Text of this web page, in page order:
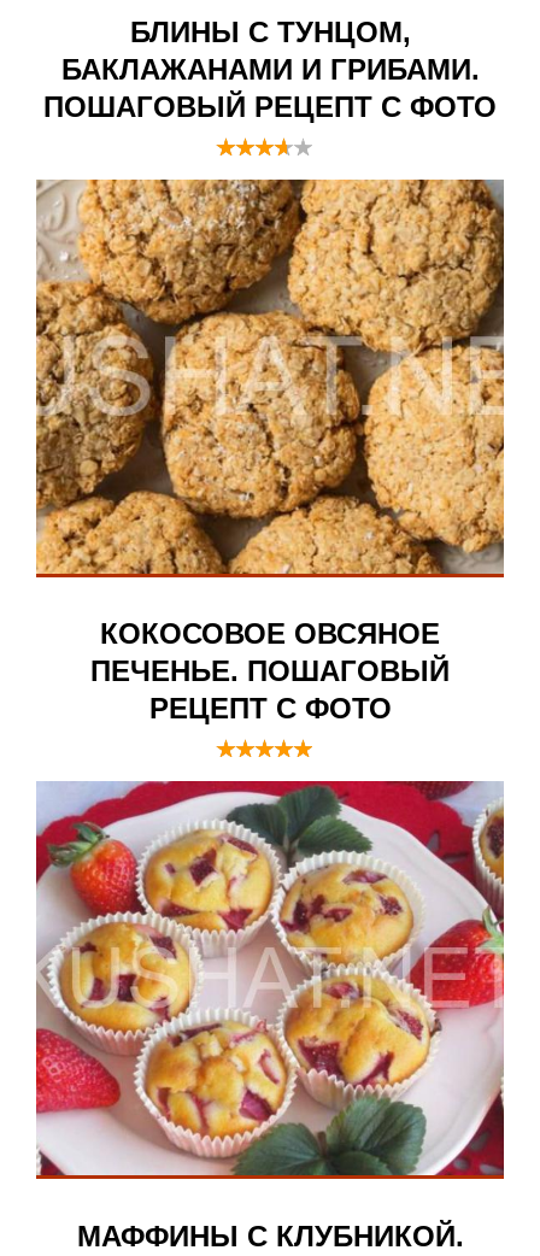
БЛИНЫ С ТУНЦОМ,
БАКЛАЖАНАМИ И ГРИБАМИ.
ПОШАГОВЫЙ РЕЦЕПТ С ФОТО
КОКОСОВОЕ ОВСЯНОЕ
ПЕЧЕНЬЕ. ПОШАГОВЫЙ
РЕЦЕПТ С ФОТО
МАФФИНЫ С КЛУБНИКОЙ.